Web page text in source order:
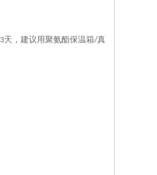
3天，建议用‌聚氨酯保温箱/真